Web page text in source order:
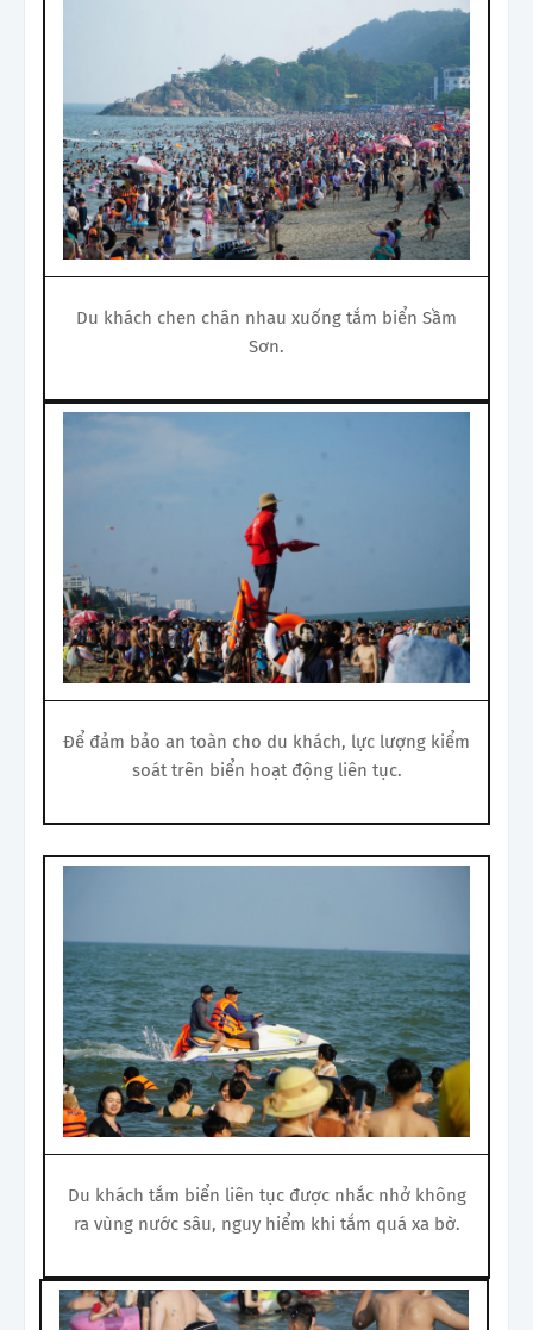
Du khách chen chân nhau xuống tắm biển Sầm
Sơn.
Để đảm bảo an toàn cho du khách, lực lượng kiểm
soát trên biển hoạt động liên tục.
Du khách tắm biển liên tục được nhắc nhở không
ra vùng nước sâu, nguy hiểm khi tắm quá xa bờ.